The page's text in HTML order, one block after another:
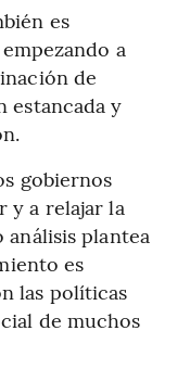
es
a
de
estancada y
gobiernos
y a relajar la
plantea
es
las políticas
de muchos